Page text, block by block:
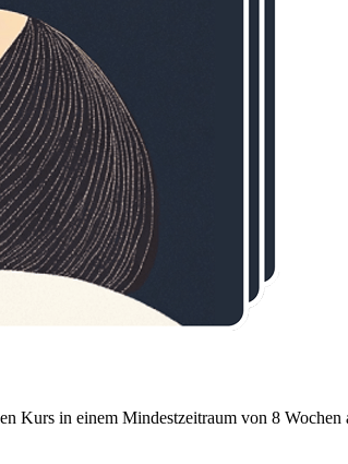
Kurs in einem Mindestzeitraum von 8 Wochen